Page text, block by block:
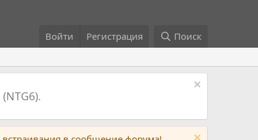
Войти Регистрация Поиск